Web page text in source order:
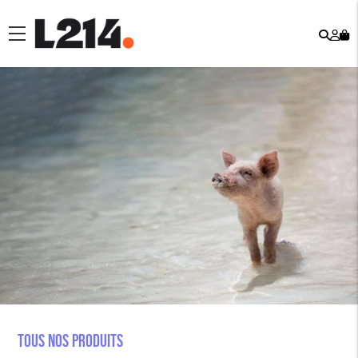
menu
Tous nos produits